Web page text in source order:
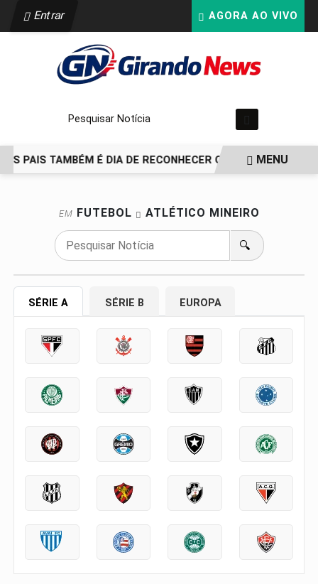
Entrar AGORA AO VIVO
Pesquisar Notícia
PAIS TAMBÉM É DIA DE RECONHECER QUEM ESTEVE
MENU
EM FUTEBOL ATLÉTICO MINEIRO
🔍
SÉRIE A SÉRIE B EUROPA